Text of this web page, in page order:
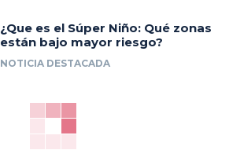
¿Que es el Súper Niño: Qué zonas
están bajo mayor riesgo?
NOTICIA DESTACADA